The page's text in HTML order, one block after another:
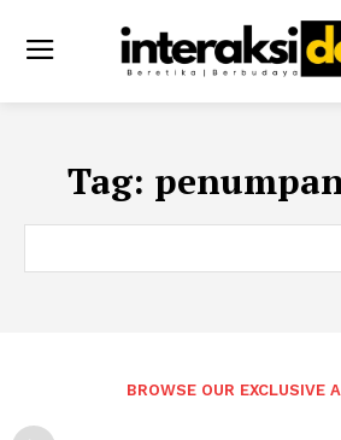
Tag:
BROWSE OUR EXCLUSIVE